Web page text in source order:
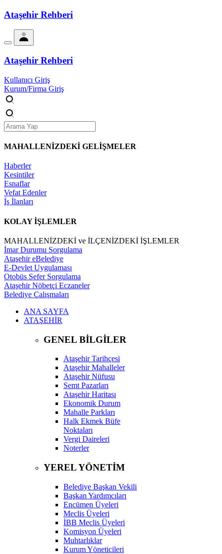
Ataşehir Rehberi
Ataşehir Rehberi
Kullanıcı Giriş
Kurum/Firma Giriş
MAHALLENİZDEKİ GELİŞMELER
Haberler
Kesintiler
Esnaflar
Vefat Edenler
İş İlanları
KOLAY İŞLEMLER
MAHALLENİZDEKİ ve İLÇENİZDEKİ İŞLEMLER
İmar Durumu Sorgulama
Ataşehir eBelediye
E-Devlet Uygulaması
Otobüs Sefer Sorgulama
Ataşehir Nöbetçi Eczaneler
Belediye Çalışmaları
ANA SAYFA
ATAŞEHİR
GENEL BİLGİLER
Ataşehir Tarihçesi
Ataşehir Mahalleler
Ataşehir Nüfusu
Semt Pazarları
Ataşehir Haritası
Ekonomik Durum
Mahalle Parkları
Halk Ekmek Büfe
Noktaları
Vergi Daireleri
Noterler
YEREL YÖNETİM
Belediye Başkan Vekili
Başkan Yardımcıları
Encümen Üyeleri
Meclis Üyeleri
İBB Meclis Üyeleri
Komisyon Üyeleri
Muhtarlıklar
Kurum Yöneticileri